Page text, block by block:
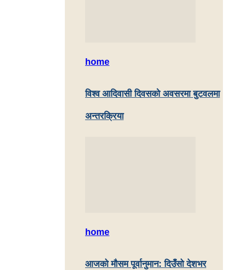
home
विश्व आदिवासी दिवसको अवसरमा बुटवलमा
अन्तरक्रिया
home
आजको मौसम पूर्वानुमान: दिउँसो देशभर